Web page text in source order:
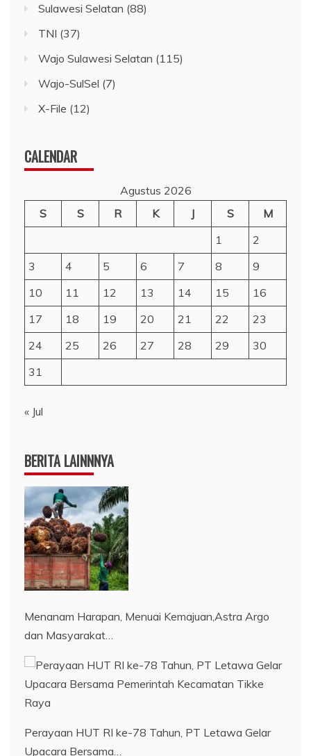
Sulawesi Selatan (88)
TNI (37)
Wajo Sulawesi Selatan (115)
Wajo-SulSel (7)
X-File (12)
CALENDAR
Agustus 2026
S
S R K J S
M
1
2
3
4 5 6 7 8
9
10
11 12 13 14 15
16
17
18 19 20 21 22
23
24
25 26 27 28 29
30
31
« Jul
BERITA LAINNNYA
Menanam Harapan, Menuai Kemajuan,Astra Argo
dan Masyarakat…
Perayaan HUT RI ke-78 Tahun, PT Letawa Gelar
Upacara Bersama…